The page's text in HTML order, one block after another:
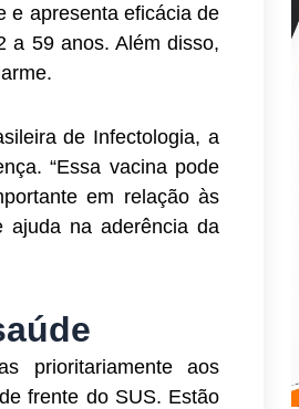
e apresenta eficácia de
a 59 anos. Além disso,
de Infectologia, a
“Essa vacina pode
em relação às
ajuda na aderência da
prioritariamente aos
frente do SUS. Estão